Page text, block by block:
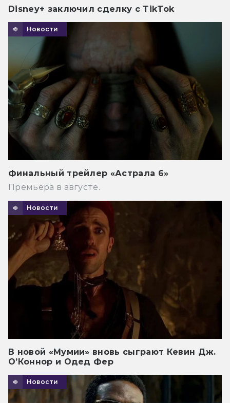
Disney+ заключил сделку с TikTok
Новости
Финальный трейлер «Астрала 6»
Премьера в августе.
Новости
В новой «Мумии» вновь сыграют Кевин Дж.
О’Коннор и Одед Фер
Новости